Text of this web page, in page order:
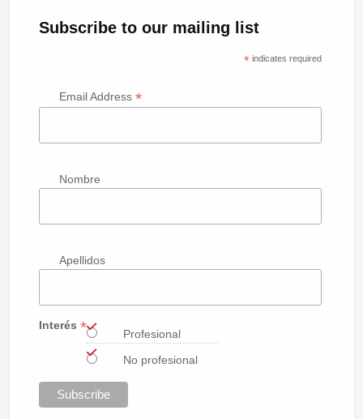
Subscribe to our mailing list
*indicates required
Email Address *
Nombre
Apellidos
Interés *
Profesional
No profesional